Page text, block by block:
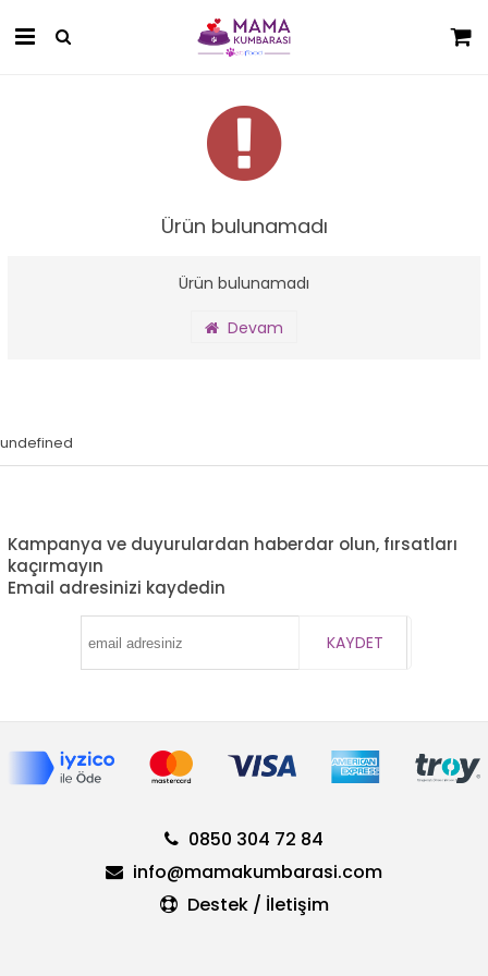
Ürün bulunamadı
Ürün bulunamadı
Devam
undefined
Kampanya ve duyurulardan haberdar olun, fırsatları
kaçırmayın
Email adresinizi kaydedin
KAYDET
0850 304 72 84
info@mamakumbarasi.com
Destek / İletişim